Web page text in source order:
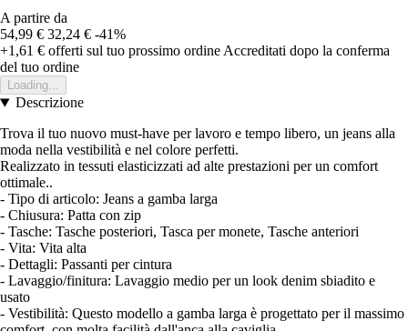
A partire da
54,99 € 32,24 € -41%
+1,61 € offerti sul tuo prossimo ordine Accreditati dopo la conferma
del tuo ordine
Loading...
Descrizione
Trova il tuo nuovo must-have per lavoro e tempo libero, un jeans alla
moda nella vestibilità e nel colore perfetti.
Realizzato in tessuti elasticizzati ad alte prestazioni per un comfort
ottimale..
- Tipo di articolo: Jeans a gamba larga
- Chiusura: Patta con zip
- Tasche: Tasche posteriori, Tasca per monete, Tasche anteriori
- Vita: Vita alta
- Dettagli: Passanti per cintura
- Lavaggio/finitura: Lavaggio medio per un look denim sbiadito e
usato
- Vestibilità: Questo modello a gamba larga è progettato per il massimo